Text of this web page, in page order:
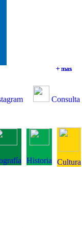
+ mas
+ mas
+ mas
+ mas
Consulta
Historia Cultura